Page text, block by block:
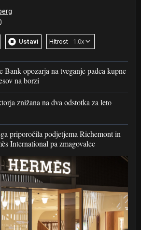
Ustavi Hitrost
Bank opozarja na tveganje padca kupne
na borzi
znižana na dva odstotka za leto
priporočila podjetjema Richemont in
International pa zmagovalec